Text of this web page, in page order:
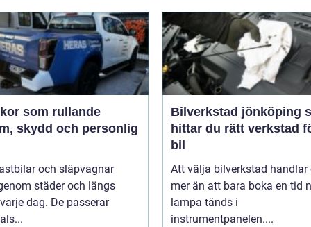
som rullande
skydd och personlig
och släpvagnar
städer och längs
dag. De passerar
Bilverkstad jönköping så
hittar du rätt verkstad
bil
Att välja bilverkstad handlar
mer än att bara boka en tid
lampa tänds i
instrumentpanelen....